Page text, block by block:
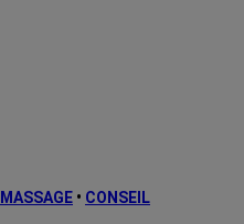
MASSAGE • CONSEIL